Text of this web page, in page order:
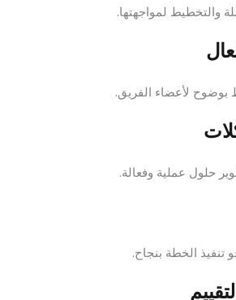
والتخطيط لمواجهتها.
بوضوح لأعضاء الفريق.
حلول عملية وفعالة.
تنفيذ الخطة بنجاح.